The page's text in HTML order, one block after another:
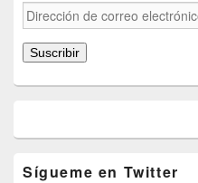
Dirección
de
correo
electrónico
Suscribir
Sígueme en Twitter